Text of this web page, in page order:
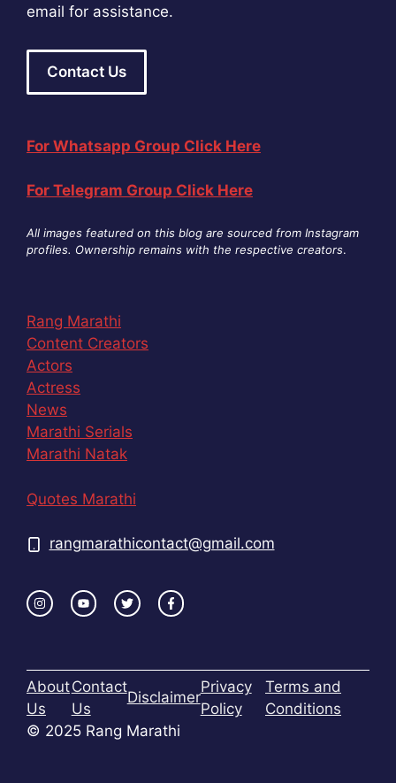
email for assistance.
Contact Us
For Whatsapp Group Click Here
For Telegram Group Click Here
All images featured on this blog are sourced from Instagram
profiles. Ownership remains with the respective creators.
Rang Marathi
Content Creators
Actors
Actress
News
Marathi Serials
Marathi Natak
Quotes Marathi
rangmarathicontact@gmail.com
About
Us
Contact
Us
Disclaimer
Privacy
Policy
Terms and
Conditions
© 2025 Rang Marathi